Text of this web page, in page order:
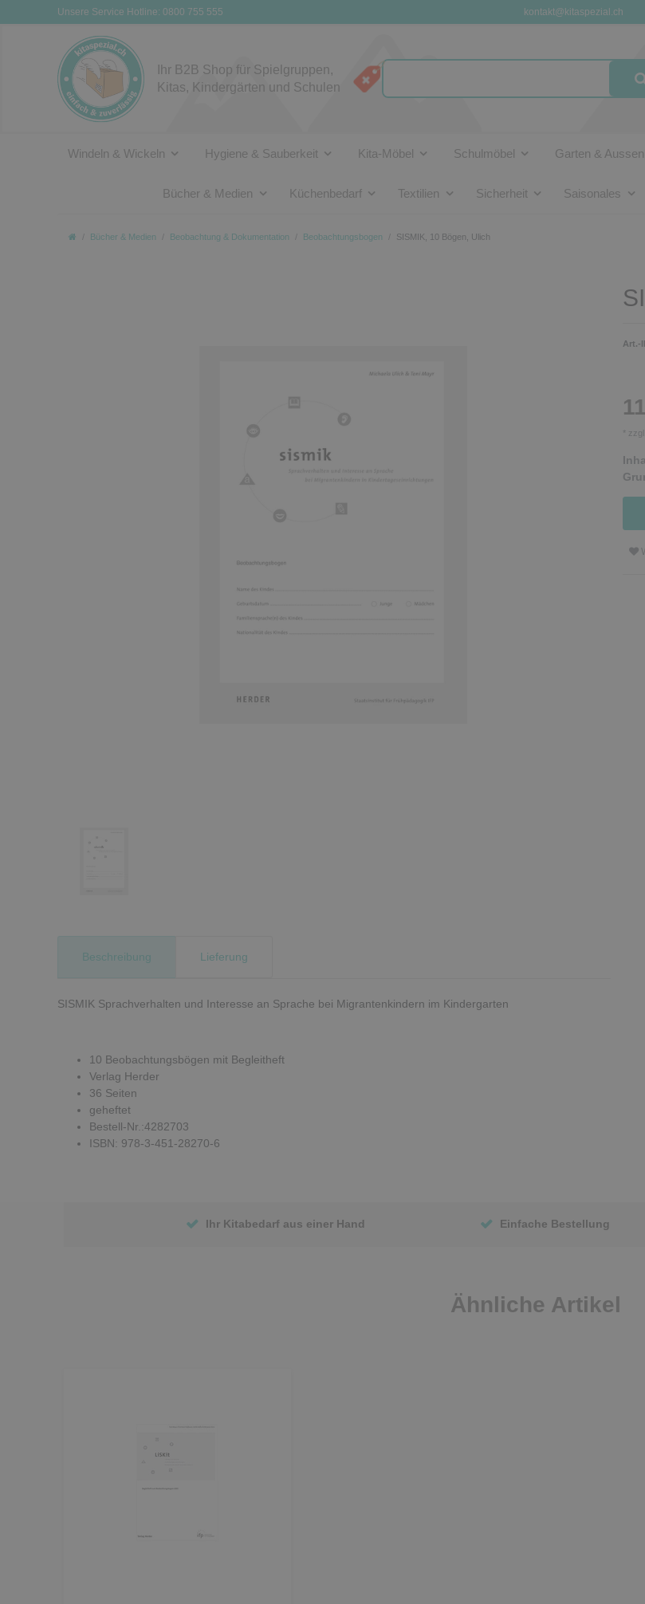
Unsere Service Hotline: 0800 755 555 kontakt@kitaspezial.ch
Ihr B2B Shop für Spielgruppen,
Kitas, Kindergärten und Schulen
Windeln & Wickeln Hygiene & Sauberkeit Kita-Möbel Schulmöbel Garten &
Bücher & Medien Küchenbedarf Textilien Sicherheit Saisonales
Bücher & Medien Beobachtung & Dokumentation Beobachtungsbogen SISMIK, 10 Bögen, Ulich
Art.-
*
Beschreibung Lieferung
SISMIK Sprachverhalten und Interesse an Sprache bei Migrantenkindern im Kindergarten
10 Beobachtungsbögen mit Begleitheft
Verlag Herder
36 Seiten
geheftet
Bestell-Nr.:4282703
ISBN: 978-3-451-28270-6
Ihr Kitabedarf aus einer Hand Einfache Bestellung
Ähnliche Artikel